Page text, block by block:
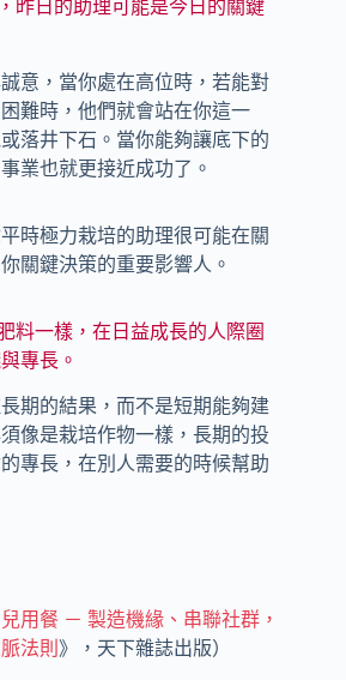
昨日的助理可能是今日的關鍵
意，當你處在高位時，若能對
難時，他們就會站在你這一
落井下石。當你能夠讓底下的
業也就更接近成功了。
時極力栽培的助理很可能在關
關鍵決策的重要影響人。
料一樣，在日益成長的人際圈
專長。
期的結果，而不是短期能夠建
像是栽培作物一樣，長期的投
專長，在別人需要的時候幫助
用餐 － 製造機緣、串聯社群，
法則 》，天下雜誌出版）